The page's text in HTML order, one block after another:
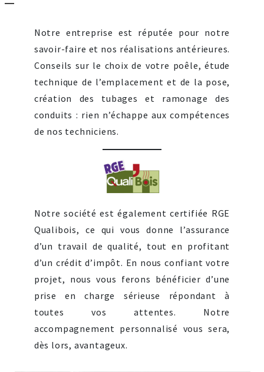
Notre entreprise est réputée pour notre
savoir-faire et nos réalisations antérieures.
Conseils sur le choix de votre poêle, étude
technique de l’emplacement et de la pose,
création des tubages et ramonage des
conduits : rien n’échappe aux compétences
de nos techniciens.
Notre société est également certifiée RGE
Qualibois, ce qui vous donne l’assurance
d’un travail de qualité, tout en profitant
d’un crédit d’impôt. En nous confiant votre
projet, nous vous ferons bénéficier d’une
prise en charge sérieuse répondant à
toutes vos attentes. Notre
accompagnement personnalisé vous sera,
dès lors, avantageux.